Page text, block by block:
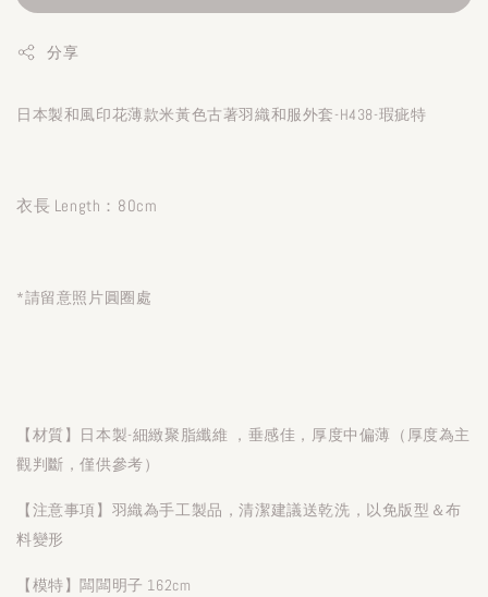
分享
日本製和風印花薄款米黃色古著羽織和服外套-H438-瑕疵特
衣長 Length：80cm
*請留意照片圓圈處
【材質】日本製-細緻聚脂纖維 ，垂感佳，厚度中偏薄（厚度為主
觀判斷，僅供參考）
【注意事項】羽織為手工製品，清潔建議送乾洗，以免版型＆布
料變形
【模特】闆闆明子 162cm